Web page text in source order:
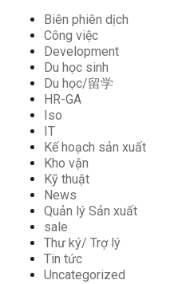
Biên phiên dịch
Công việc
Development
Du học sinh
Du học/留学
HR-GA
Iso
IT
Kế hoạch sản xuất
Kho vận
Kỹ thuật
News
Quản lý Sản xuất
sale
Thư ký/ Trợ lý
Tin tức
Uncategorized